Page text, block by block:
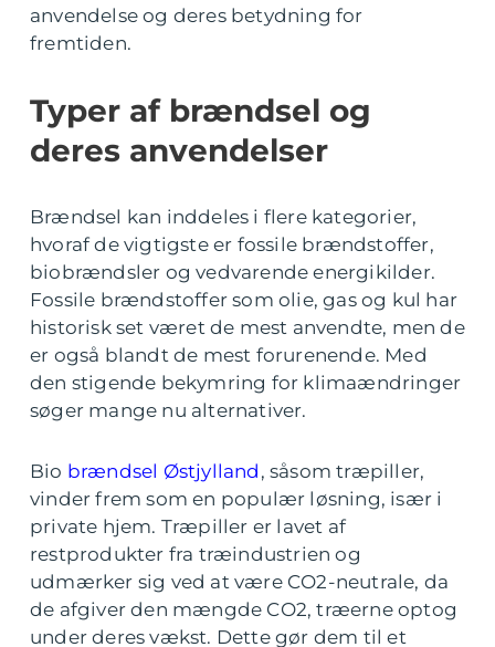
anvendelse og deres betydning for
fremtiden.
Typer af brændsel og
deres anvendelser
Brændsel kan inddeles i flere kategorier,
hvoraf de vigtigste er fossile brændstoffer,
biobrændsler og vedvarende energikilder.
Fossile brændstoffer som olie, gas og kul har
historisk set været de mest anvendte, men de
er også blandt de mest forurenende. Med
den stigende bekymring for klimaændringer
søger mange nu alternativer.
Bio brændsel Østjylland , såsom træpiller,
vinder frem som en populær løsning, især i
private hjem. Træpiller er lavet af
restprodukter fra træindustrien og
udmærker sig ved at være CO2-neutrale, da
de afgiver den mængde CO2, træerne optog
under deres vækst. Dette gør dem til et